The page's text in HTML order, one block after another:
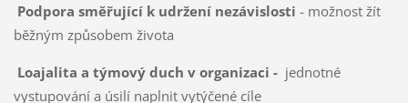
Podpora směřující k udržení nezávislosti - možnost žít
běžným způsobem života
Loajalita a týmový duch v organizaci - jednotné
vystupování a úsilí naplnit vytýčené cíle